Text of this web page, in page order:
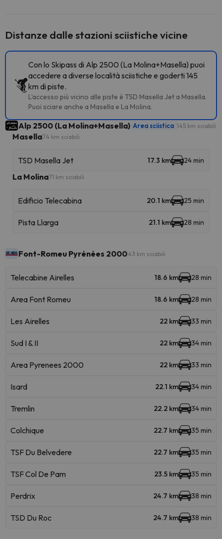
Distanze dalle stazioni sciistiche vicine
Con lo Skipass di Alp 2500 (La Molina+Masella) puoi
accedere a diverse località sciistiche e goderti 145
km di piste.
L'accesso più vicino alle piste è TSD Masella Jet a Masella.
Puoi sciare anche a Masella e La Molina.
Alp 2500 (La Molina+Masella) Area sciistica 145 km sciabili
Masella74 km sciabili
TSD Masella Jet 17.3 km 24 min
La Molina71 km sciabili
Edificio Telecabina 20.1 km 25 min
Pista Llarga 21.1 km 28 min
Font-Romeu Pyrénées 200043 km sciabili
Telecabine Airelles 18.6 km 28 min
Area Font Romeu 18.6 km 28 min
Les Airelles 22 km 33 min
Sud I & II 22 km 34 min
Area Pyrenees 2000 22 km 33 min
Isard 22.1 km 34 min
Tremlin 22.2 km 34 min
Colchique 22.7 km 35 min
TSF Du Belvedere 22.7 km 35 min
TSF Col De Pam 23.5 km 35 min
Perdrix 24.7 km 38 min
TSD Du Roc 24.7 km 38 min